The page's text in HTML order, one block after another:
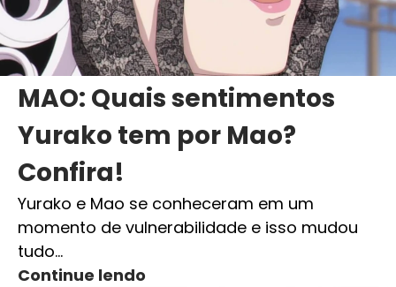
MAO: Quais sentimentos
Yurako tem por Mao?
Confira!
Yurako e Mao se conheceram em um
momento de vulnerabilidade e isso mudou
tudo…
Continue lendo